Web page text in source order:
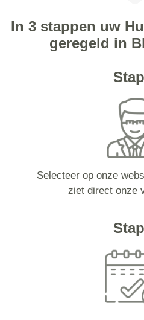
In 3 stappen uw
geregeld in
Selecteer op onze
ziet direct onze